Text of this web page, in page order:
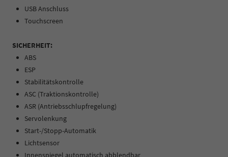
USB Anschluss
Touchscreen
SICHERHEIT:
ABS
ESP
Stabilitätskontrolle
ASC (Traktionskontrolle)
ASR (Antriebsschlupfregelung)
Servolenkung
Start-/Stopp-Automatik
Lichtsensor
Innenspiegel automatisch abblendbar